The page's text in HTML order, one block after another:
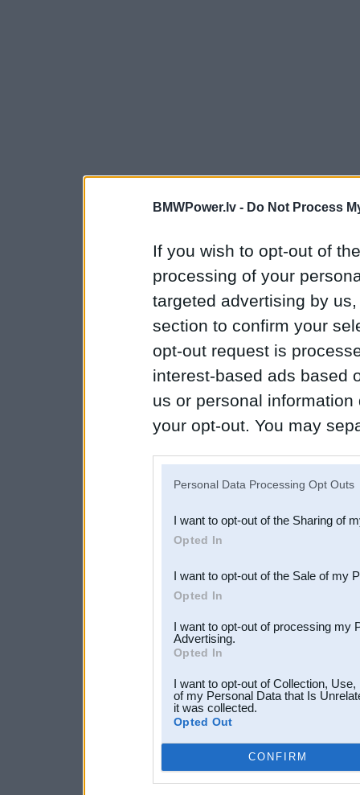
BMWPower.lv - Do Not Process
If you wish to opt-out of
processing of your
targeted advertising by
section to confirm your
opt-out request is
interest-based ads based
us or personal
your opt-out. You may
Downstream Participants
third parties.
Personal Data Processing Opt Outs
I want to opt-out of the Sharing of
Opted In
I want to opt-out of the Sale of my
Opted In
I want to opt-out of processing my
Advertising.
Opted In
I want to opt-out of Collection,
of my Personal Data that Is
it was collected.
Opted Out
CONFIRM